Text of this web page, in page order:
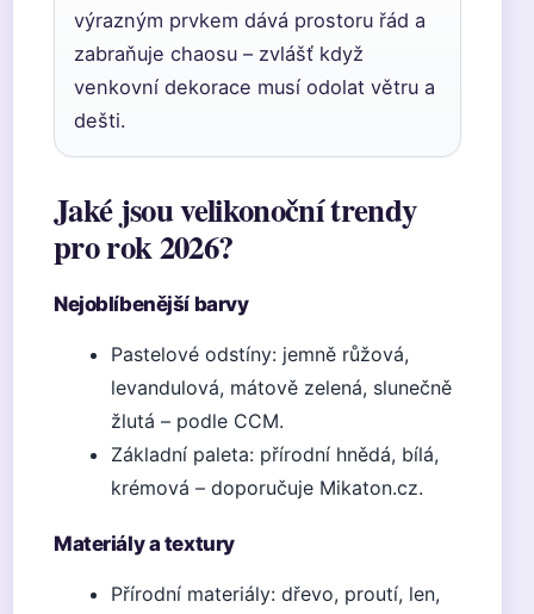
výrazným prvkem dává prostoru řád a
zabraňuje chaosu – zvlášť když
venkovní dekorace musí odolat větru a
dešti.
Jaké jsou velikonoční trendy
pro rok 2026?
Nejoblíbenější barvy
Pastelové odstíny: jemně růžová,
levandulová, mátově zelená, slunečně
žlutá – podle CCM.
Základní paleta: přírodní hnědá, bílá,
krémová – doporučuje Mikaton.cz.
Materiály a textury
Přírodní materiály: dřevo, proutí, len,